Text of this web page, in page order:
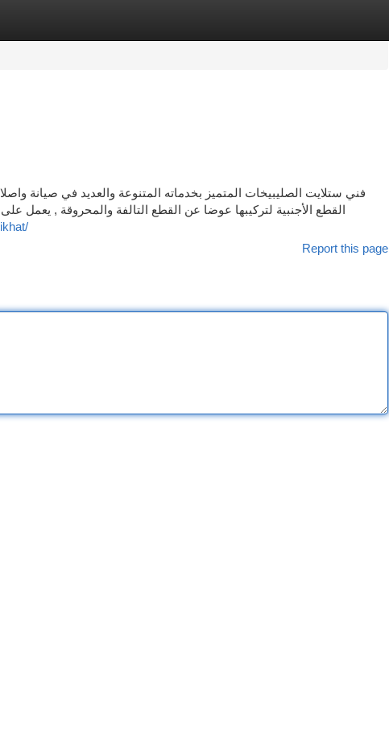
فني ستلايت الصليبيخات المتميز بخدماته المتنوعة والعديد في صيانة
القطع الأجنبية لتركيبها عوضا عن القطع التالفة والمحروقة , يعمل
Report this page